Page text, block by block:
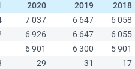
2020 2019 2018